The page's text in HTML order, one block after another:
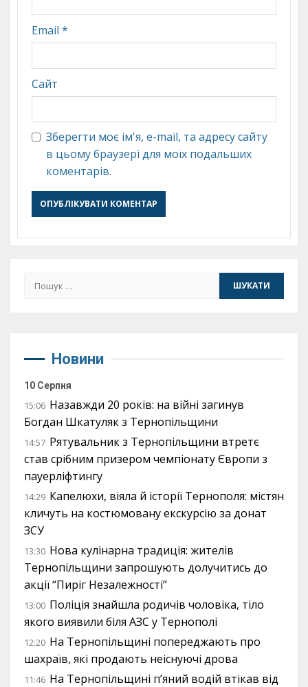
Email *
Сайт
Зберегти моє ім'я, e-mail, та адресу сайту
в цьому браузері для моїх подальших
коментарів.
Пошук:
Новини
10 Серпня
15:06 Назавжди 20 років: на війні загинув
Богдан Шкатуляк з Тернопільщини
14:57 Рятувальник з Тернопільщини втретє
став срібним призером чемпіонату Європи з
пауерліфтингу
14:29 Капелюхи, віяла й історії Тернополя: містян
кличуть на костюмовану екскурсію за донат
ЗСУ
13:30 Нова кулінарна традиція: жителів
Тернопільщини запрошують долучитись до
акції “Пиріг Незалежності”
13:00 Поліція знайшла родичів чоловіка, тіло
якого виявили біля АЗС у Тернополі
12:20 На Тернопільщині попереджають про
шахраїв, які продають неіснуючі дрова
11:46 На Тернопільщині п’яний водій втікав від